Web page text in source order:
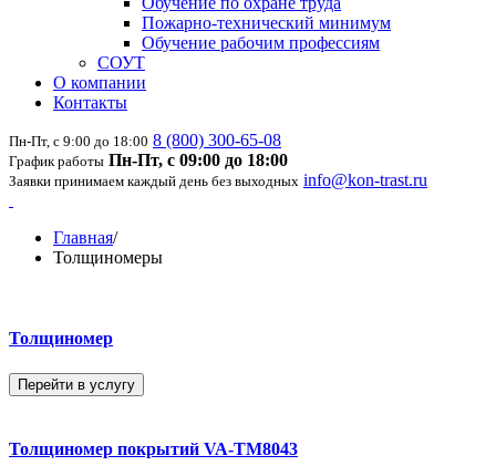
Пожарно-технический минимум
Обучение рабочим профессиям
СОУТ
О компании
Контакты
Пн-Пт, с 9:00 до 18:00 8 (800) 300-65-08
График работы Пн-Пт, с 09:00 до 18:00
Заявки принимаем каждый день без выходных info@kon-trast.ru
Главная/
Толщиномеры
Толщиномер
Перейти в услугу
Толщиномер покрытий VA-ТМ8043